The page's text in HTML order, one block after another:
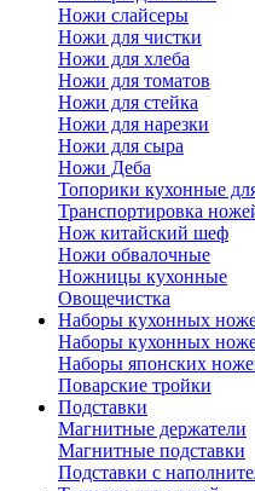
Ножи слайсеры
Ножи для чистки
Ножи для хлеба
Ножи для томатов
Ножи для стейка
Ножи для нарезки
Ножи для сыра
Ножи Деба
Топорики кухонные
Транспортировка
Нож китайский шеф
Ножи обвалочные
Ножницы кухонные
Овощечистка
Наборы кухонных
Наборы кухонных
Наборы японских
Поварские тройки
Подставки
Магнитные держатели
Магнитные подставки
Подставки с